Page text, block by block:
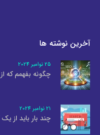
آخرین نوشته ها
25 نوامبر 2024
چگونه بفهمم که
21 نوامبر 2024
چند بار باید از